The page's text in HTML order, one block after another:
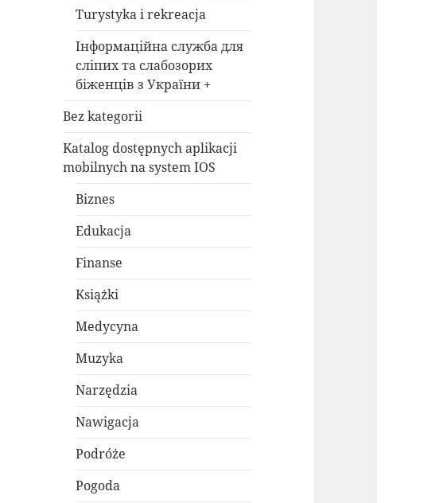
Turystyka i rekreacja
Інформаційна служба для
сліпих та слабозорих
біженців з України +
Bez kategorii
Katalog dostępnych aplikacji
mobilnych na system IOS
Biznes
Edukacja
Finanse
Książki
Medycyna
Muzyka
Narzędzia
Nawigacja
Podróże
Pogoda